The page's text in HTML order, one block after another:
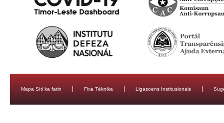
Mapa Síti ka fatin Fixa Téknika Ligasoens Institusionais